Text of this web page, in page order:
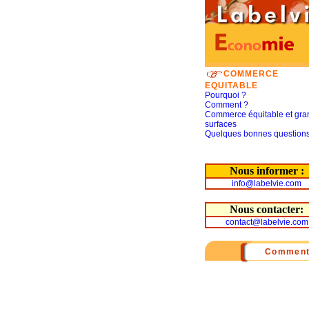
COMMERCE
EQUITABLE
Pourquoi ?
Comment ?
Commerce équitable et
surfaces
Quelques bonnes
Nous informer :
info@labelvie.com
Nous contacter:
contact@labelvie.com